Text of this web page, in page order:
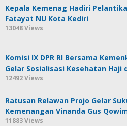
Kepala Kemenag Hadiri
Fatayat NU Kota Kediri
13048 Views
Komisi IX DPR RI Bersama
Gelar Sosialisasi Kesehatan Haji
12492 Views
Ratusan Relawan Projo Gelar
Kemenangan Vinanda Gus
11883 Views